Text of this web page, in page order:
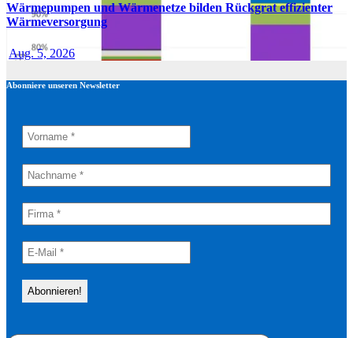
Wärmepumpen und Wärmenetze bilden Rückgrat effizienter
Wärmeversorgung
Aug. 5, 2026
Abonniere unseren Newsletter